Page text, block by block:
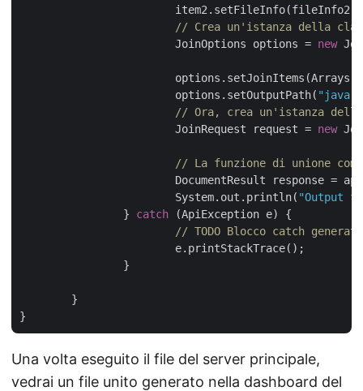
// Crea un'istanza della
			JoinOptions options =
new
			options.setOutputPath(
"java-
// Ora, crea un'istanza
			JoinRequest request =
new
// La funzione di unione
			System.out.println(
"Output
		}
catch (ApiException e) {
// TODO Blocco catch
Una volta eseguito il file del server principale,
vedrai un file unito generato nella dashboard del